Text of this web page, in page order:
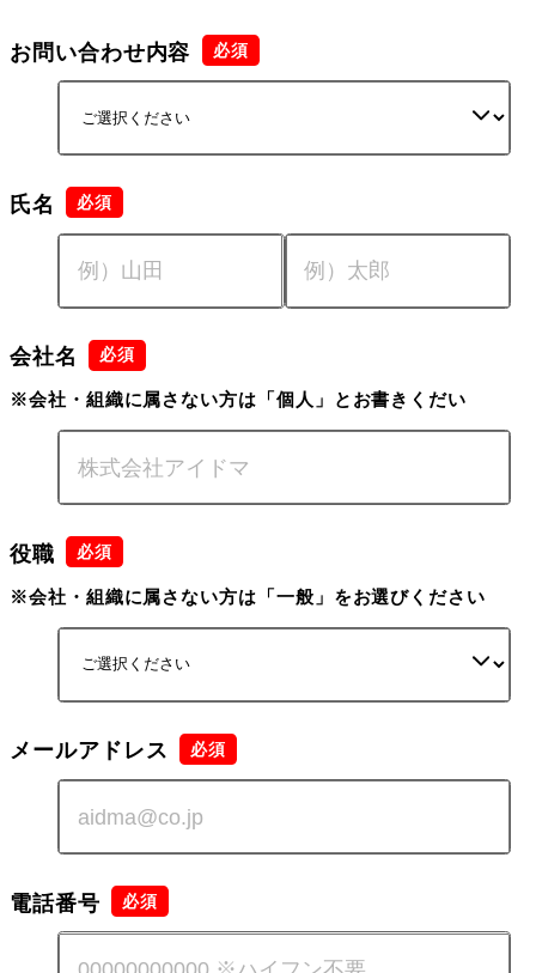
お問い合わせ内容
氏名
会社名
※会社・組織に属さない方は「個人」とお書きくだい
役職
※会社・組織に属さない方は「一般」をお選びください
メールアドレス
電話番号